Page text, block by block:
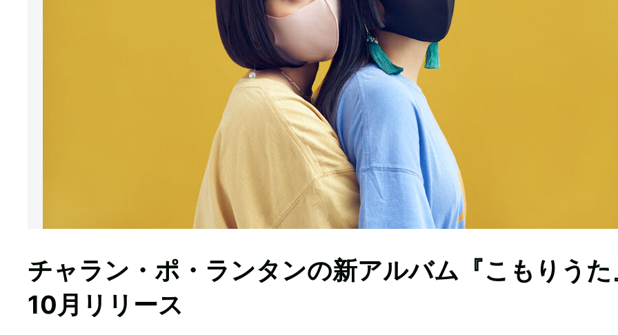
チャラン・ポ・ランタンの新アルバム『こもりうた
10月リリース